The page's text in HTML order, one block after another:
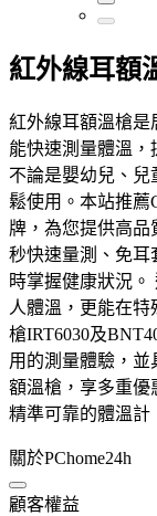
紅外線耳額
紅外線耳額溫槍是
能快速測量體溫，
不論是嬰幼兒、兒
鬆使用。本站推薦
牌，為您提供高
秒快速量測、免耳
時掌握健康狀況
人體溫，更能在
槍IRT6030及
用的測量體驗，
額溫槍，享多重優
精準可靠的體溫計
關於PChome24h
顧客權益